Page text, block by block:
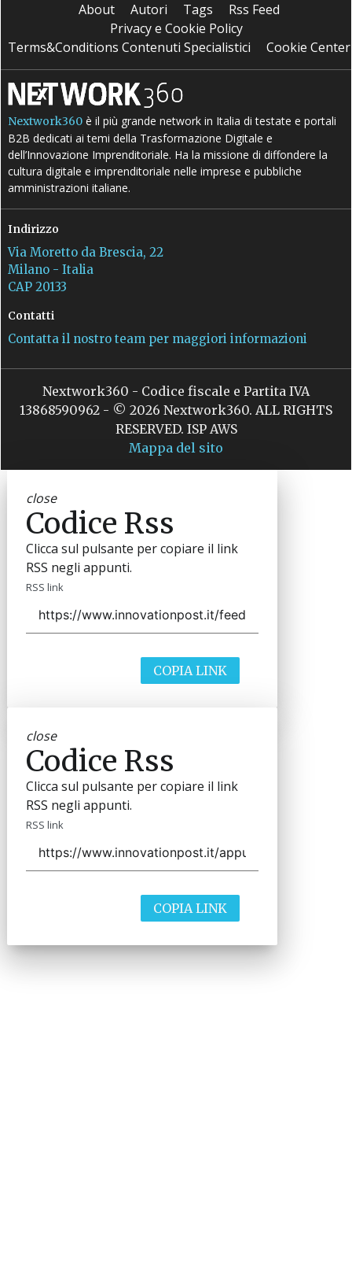
About Autori Tags
Rss Feed
Privacy e Cookie Policy
Terms&Conditions Contenuti Specialistici
Cookie Center
Nextwork360 è il più grande network in Italia di testate e portali
B2B dedicati ai temi della Trasformazione Digitale e
dell’Innovazione Imprenditoriale. Ha la missione di diffondere la
cultura digitale e imprenditoriale nelle imprese e pubbliche
amministrazioni italiane.
Indirizzo
Via Moretto da Brescia, 22
Milano - Italia
CAP 20133
Contatti
Contatta il nostro team per maggiori informazioni
Nextwork360 - Codice fiscale e Partita IVA
13868590962 - © 2026 Nextwork360. ALL RIGHTS
RESERVED. ISP AWS
Mappa del sito
close
Codice Rss
Clicca sul pulsante per copiare il link
RSS negli appunti.
RSS link
COPIA LINK
close
Codice Rss
Clicca sul pulsante per copiare il link
RSS negli appunti.
RSS link
COPIA LINK